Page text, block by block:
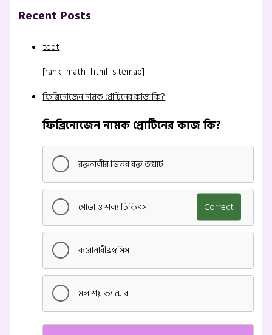
Recent Posts
tedt
[rank_math_html_sitemap]
ফিব্রিনোজেন নামক প্রোটিনের কাজ কি?
ফিব্রিনোজেন নামক প্রোটিনের কাজ কি?
রক্তনালীর ভিতর রক্ত জমাট
পোড়া ও শল্য চিকিৎসা Correct
করোনারীথ্রম্বসিস
মলাশয় ক্যান্সার